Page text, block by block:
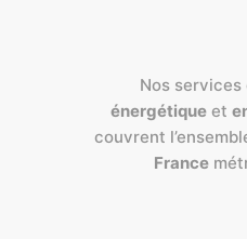
Nos services
énergétiqueet
couvrent
France